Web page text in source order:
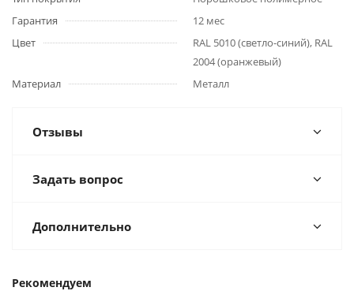
Гарантия
12 мес
Цвет
RAL 5010 (светло-синий), RAL
2004 (оранжевый)
Материал
Металл
Отзывы
Задать вопрос
Дополнительно
Рекомендуем